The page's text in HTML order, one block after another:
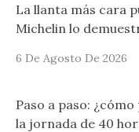
La llanta más cara
Michelin lo
6 De Agosto De 2026
Paso a paso:
la jornada de 40